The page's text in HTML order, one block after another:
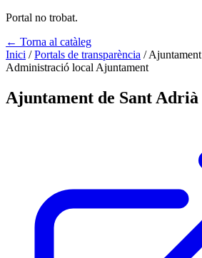
Portal no trobat.
← Torna al catàleg
Inici / Portals de transparència /
Administració local Ajuntament
Ajuntament de Sant Adrià